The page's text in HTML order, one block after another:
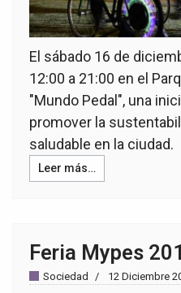
El sábado 16 de
12:00 a 21:00 en el
"Mundo Pedal", una
promover la
saludable en la ciudad.
Leer más…
Feria Mypes
Sociedad 12 Diciembre